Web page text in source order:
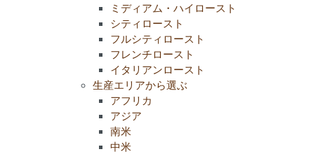
ミディアム・ハイロースト
シティロースト
フルシティロースト
フレンチロースト
イタリアンロースト
生産エリアから選ぶ
アフリカ
アジア
南米
中米